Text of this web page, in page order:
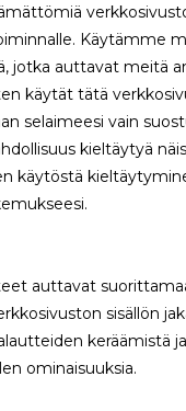
Käytämme
jotka auttavat meitä
käytät tätä
selaimeesi vain
kieltäytyä
käytöstä
auttavat
sisällön
keräämistä
ominaisuuksia.